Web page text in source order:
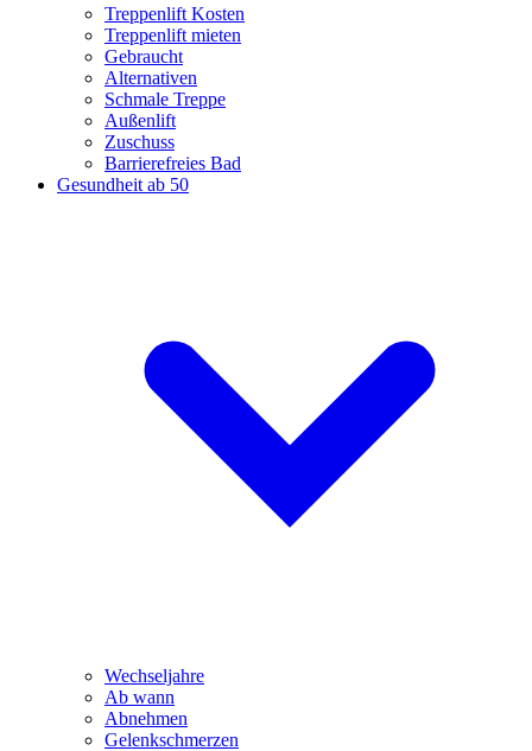
Treppenlift Kosten
Treppenlift mieten
Gebraucht
Alternativen
Schmale Treppe
Außenlift
Zuschuss
Barrierefreies Bad
Gesundheit ab 50
Wechseljahre
Ab wann
Abnehmen
Gelenkschmerzen